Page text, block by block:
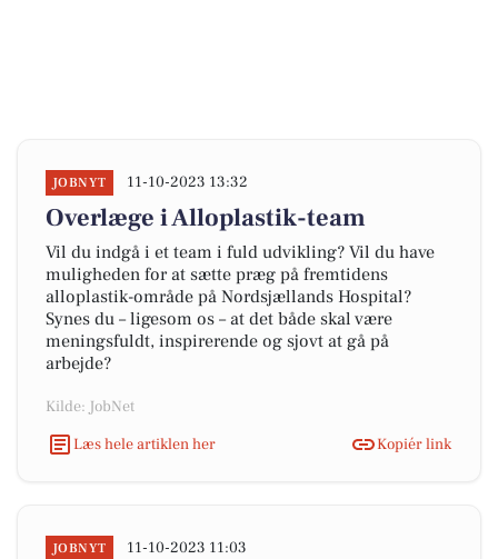
JOBNYT 11-10-2023 13:32
Overlæge i Alloplastik-team
Vil du indgå i et team i fuld udvikling? Vil du have
muligheden for at sætte præg på fremtidens
alloplastik-område på Nordsjællands Hospital?
Synes du – ligesom os – at det både skal være
meningsfuldt, inspirerende og sjovt at gå på
arbejde?
Kilde: JobNet
Læs hele artiklen her
Kopiér link
JOBNYT 11-10-2023 11:03